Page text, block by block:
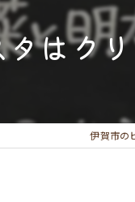
チ
ナー
チ
タはク
伊賀市の